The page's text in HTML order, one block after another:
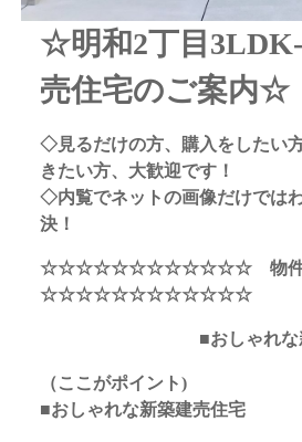
☆明和2丁目
売住宅のご案内☆
◇見るだけの方、購入をしたい
きたい方、大歓迎です！
◇内覧でネットの画像だけでは
決！
☆☆☆☆☆☆☆☆☆☆☆☆ 物件
☆☆☆☆☆☆☆☆☆☆☆☆
■おしゃれな新築
（ここがポイント)
■おしゃれな新築建売住宅